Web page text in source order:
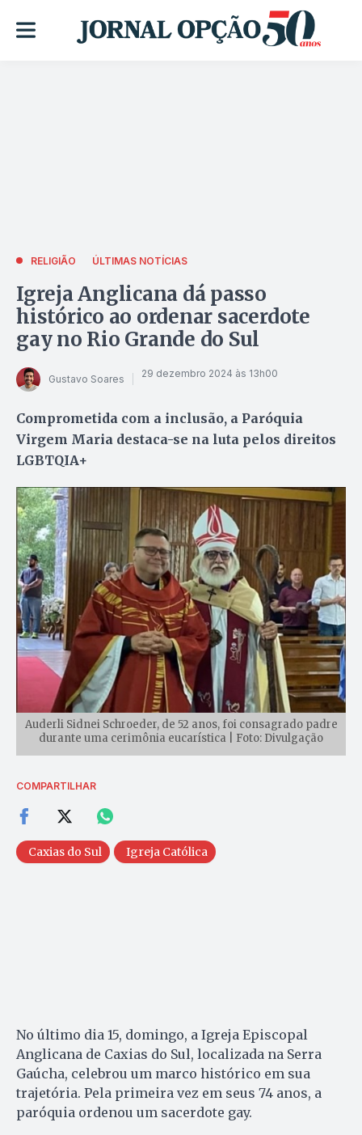
RELIGIÃO ÚLTIMAS NOTÍCIAS
Igreja Anglicana dá passo
histórico ao ordenar sacerdote
gay no Rio Grande do Sul
Gustavo Soares 29 dezembro 2024 às 13h00
Comprometida com a inclusão, a Paróquia
Virgem Maria destaca-se na luta pelos direitos
LGBTQIA+
Auderli Sidnei Schroeder, de 52 anos, foi consagrado padre
durante uma cerimônia eucarística | Foto: Divulgação
COMPARTILHAR
Caxias do Sul Igreja Católica
No último dia 15, domingo, a Igreja Episcopal
Anglicana de Caxias do Sul, localizada na Serra
Gaúcha, celebrou um marco histórico em sua
trajetória. Pela primeira vez em seus 74 anos, a
paróquia ordenou um sacerdote gay.